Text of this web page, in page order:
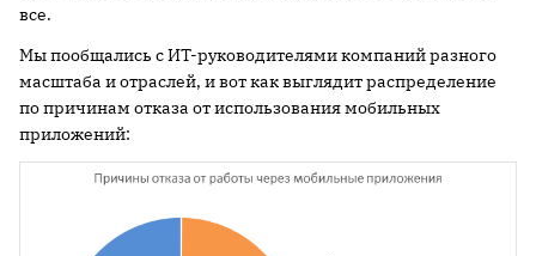
все.
Мы пообщались с ИТ-руководителями компаний разного
масштаба и отраслей, и вот как выглядит распределение
по причинам отказа от использования мобильных
приложений: